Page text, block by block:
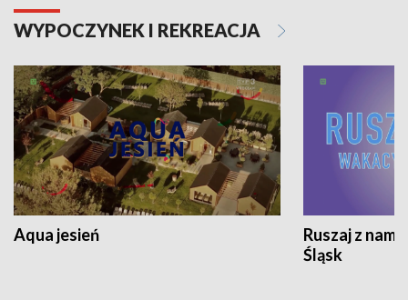
WYPOCZYNEK I REKREACJA
Aqua jesień
Ruszaj z
Śląsk